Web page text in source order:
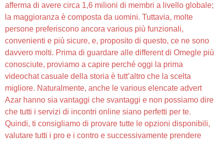
afferma di avere circa 1,6 milioni di membri a livello globale;
la maggioranza è composta da uomini. Tuttavia, molte
persone preferiscono ancora various più funzionali,
convenienti e più sicure, e, proposito di questo, ce ne sono
davvero molti. Prima di guardare alle different di Omegle più
conosciute, proviamo a capire perché oggi la prima
videochat casuale della storia è tutt’altro che la scelta
migliore. Naturalmente, anche le various elencate advert
Azar hanno sia vantaggi che svantaggi e non possiamo dire
che tutti i servizi di incontri online siano perfetti per te.
Quindi, ti consigliamo di provare tutte le opzioni disponibili,
valutare tutti i pro e i contro e successivamente prendere